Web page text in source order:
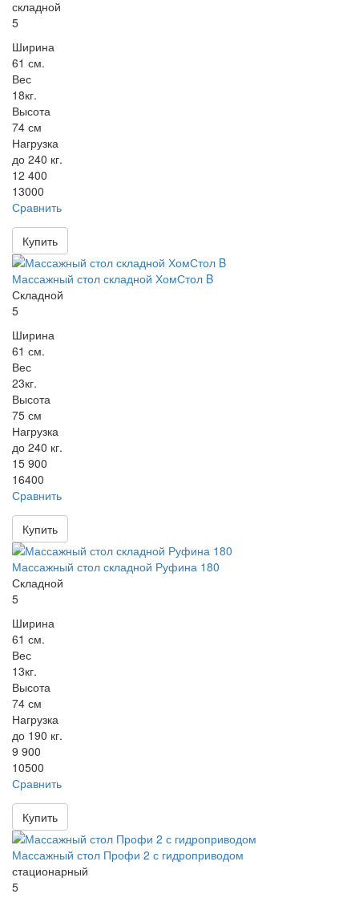
складной
5
Ширина
61 см.
Вес
18кг.
Высота
74 см
Нагрузка
до 240 кг.
12 400
13000
Сравнить
Купить
Массажный стол складной ХомСтол B
Складной
5
Ширина
61 см.
Вес
23кг.
Высота
75 см
Нагрузка
до 240 кг.
15 900
16400
Сравнить
Купить
Массажный стол складной Руфина 180
Складной
5
Ширина
61 см.
Вес
13кг.
Высота
74 см
Нагрузка
до 190 кг.
9 900
10500
Сравнить
Купить
Массажный стол Профи 2 с гидроприводом
стационарный
5